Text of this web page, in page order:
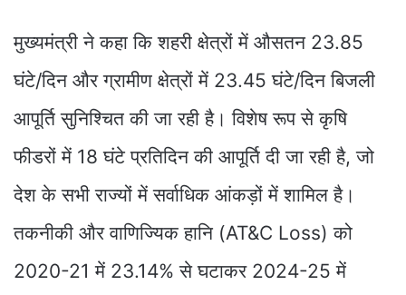
मुख्यमंत्री ने कहा कि शहरी क्षेत्रों में औसतन 23.85
घंटे/दिन और ग्रामीण क्षेत्रों में 23.45 घंटे/दिन बिजली
आपूर्ति सुनिश्चित की जा रही है। विशेष रूप से कृषि
फीडरों में 18 घंटे प्रतिदिन की आपूर्ति दी जा रही है, जो
देश के सभी राज्यों में सर्वाधिक आंकड़ों में शामिल है।
तकनीकी और वाणिज्यिक हानि (AT&C Loss) को
2020-21 में 23.14% से घटाकर 2024-25 में